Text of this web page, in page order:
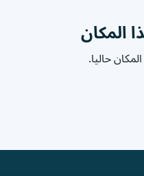
المكان
حاليا.